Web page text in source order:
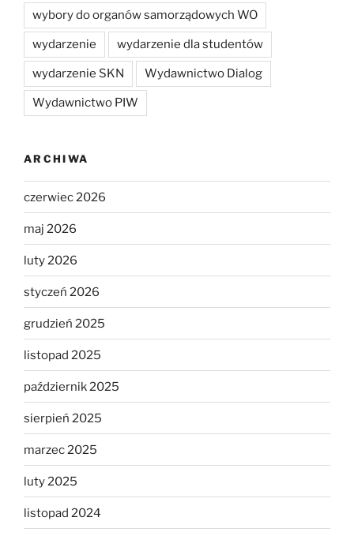
wybory do organów samorządowych WO
wydarzenie wydarzenie dla studentów
wydarzenie SKN Wydawnictwo Dialog
Wydawnictwo PIW
ARCHIWA
czerwiec 2026
maj 2026
luty 2026
styczeń 2026
grudzień 2025
listopad 2025
październik 2025
sierpień 2025
marzec 2025
luty 2025
listopad 2024